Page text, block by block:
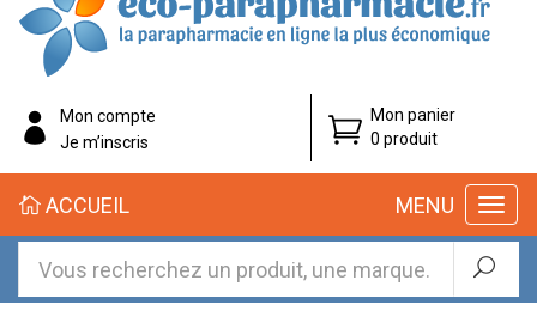
éco-
parapharmacie.fr
éco-
parapharmacie.fr
Mon compte
Je m’inscris
Mon panier
0 produit
MENU
ACCUEIL